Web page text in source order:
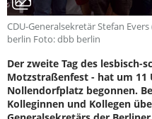
CDU-Generalsekretär Stefan
berlin Foto: dbb berlin
Der zweite Tag des lesbisch-
Motzstraßenfest - hat um 11
Nollendorfplatz begonnen.
Kolleginnen und Kollegen